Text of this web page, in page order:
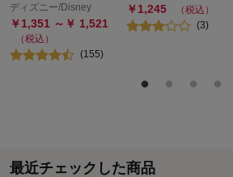
ディズニー/Disney
￥1,351 ～￥ 1,521
（税込）
(155)
￥1,245
（税込）
(3)
最近チェックした商品